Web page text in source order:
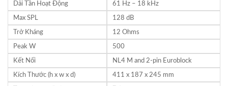
Dải Tần Hoạt Động 61 Hz – 18 kHz
Max SPL 128 dB
Trở Kháng 12 Ohms
Peak W 500
Kết Nối NL4 M and 2-pin Euroblock
Kích Thước (h x w x d) 411 x 187 x 245 mm